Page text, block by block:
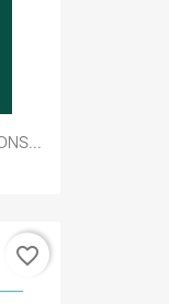
favorite_border